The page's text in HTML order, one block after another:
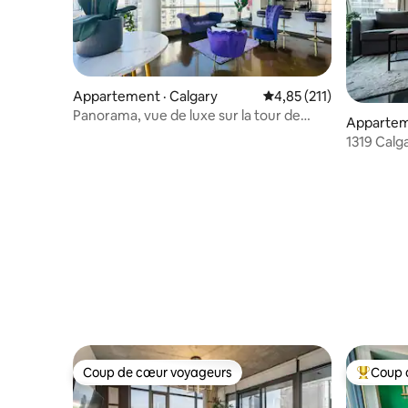
Appartement · Calgary Note moyenne de 4,85
4,85 (211)
Panorama, vue de luxe sur la tour de
1319
Coup de cœur voyageurs
Coup de cœur voyageurs Coup
Coup